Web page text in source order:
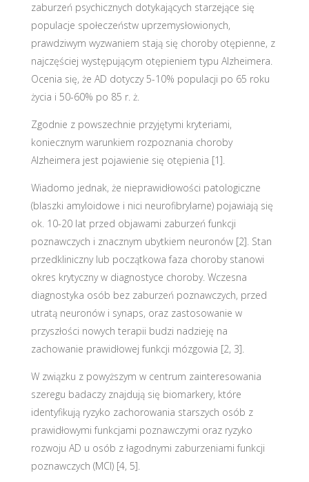
zaburzeń psychicznych dotykających starzejące się
populacje społeczeństw uprzemysłowionych,
prawdziwym wyzwaniem stają się choroby otępienne, z
najczęściej występującym otępieniem typu Alzheimera.
Ocenia się, że AD dotyczy 5-10% populacji po 65 roku
życia i 50-60% po 85 r. ż.
Zgodnie z powszechnie przyjętymi kryteriami,
koniecznym warunkiem rozpoznania choroby
Alzheimera jest pojawienie się otępienia [1].
Wiadomo jednak, że nieprawidłowości patologiczne
(blaszki amyloidowe i nici neurofibrylarne) pojawiają się
ok. 10-20 lat przed objawami zaburzeń funkcji
poznawczych i znacznym ubytkiem neuronów [2]. Stan
przedkliniczny lub początkowa faza choroby stanowi
okres krytyczny w diagnostyce choroby. Wczesna
diagnostyka osób bez zaburzeń poznawczych, przed
utratą neuronów i synaps, oraz zastosowanie w
przyszłości nowych terapii budzi nadzieję na
zachowanie prawidłowej funkcji mózgowia [2, 3].
W związku z powyższym w centrum zainteresowania
szeregu badaczy znajdują się biomarkery, które
identyfikują ryzyko zachorowania starszych osób z
prawidłowymi funkcjami poznawczymi oraz ryzyko
rozwoju AD u osób z łagodnymi zaburzeniami funkcji
poznawczych (MCI) [4, 5].